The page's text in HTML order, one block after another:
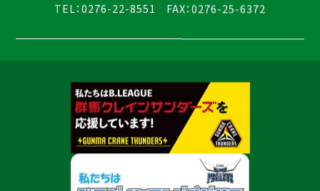
TEL：0276-22-8551 FAX：0276-25-6372